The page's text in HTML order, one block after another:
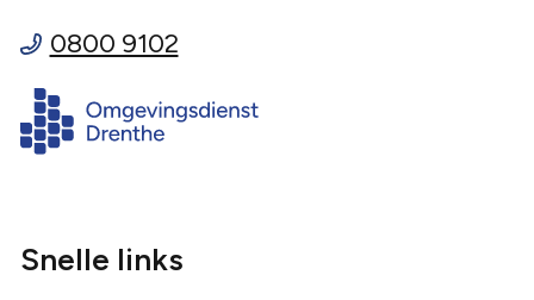
0800 9102
Snelle links